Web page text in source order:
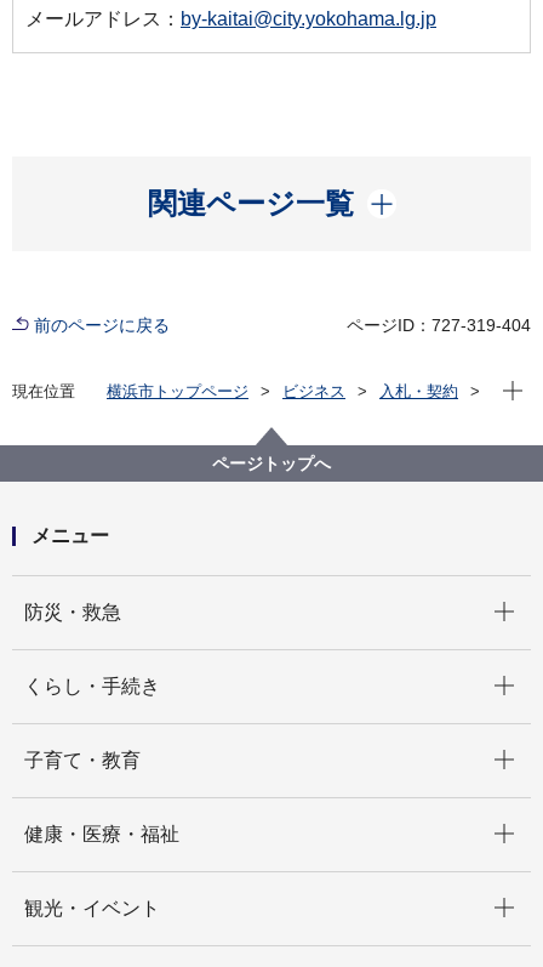
メールアドレス： by-kaitai@city.yokohama.lg.jp
関連ページ一覧
開く
前のページに戻る ページID：727-319-404
現在位置 横浜市トップページ ビジネス
入札・契約
医療局病院経営本部
現在
ページトップへ
メニュー
防災・救急
くらし・手続き
子育て・教育
健康・医療・福祉
観光・イベント